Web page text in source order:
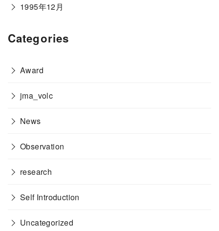
1995年12月
Categories
Award
jma_volc
News
Observation
research
Self Introduction
Uncategorized